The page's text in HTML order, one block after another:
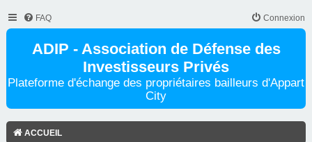
FAQ Connexion
ADIP - Association de Défense des
Investisseurs Privés
Plateforme d'échange des propriétaires bailleurs d'Appart
City
ACCUEIL